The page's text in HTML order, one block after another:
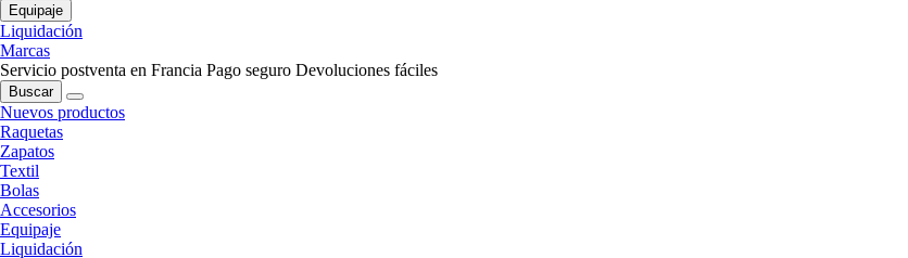
Equipaje
Liquidación
Marcas
Servicio postventa en Francia Pago seguro Devoluciones fáciles
Buscar
Nuevos productos
Raquetas
Zapatos
Textil
Bolas
Accesorios
Equipaje
Liquidación